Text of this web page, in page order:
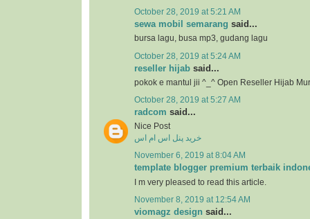
October 28, 2019 at 5:21 AM
sewa mobil semarang said...
bursa lagu, busa mp3, gudang lagu
October 28, 2019 at 5:24 AM
reseller hijab said...
pokok e mantul jii ^_^ Open Reseller Hijab
October 28, 2019 at 5:27 AM
radcom said...
Nice Post
خرید پنل اس ام اس
November 6, 2019 at 8:04 AM
template blogger premium terbaik
I m very pleased to read this article.
November 8, 2019 at 12:54 AM
viomagz design said...